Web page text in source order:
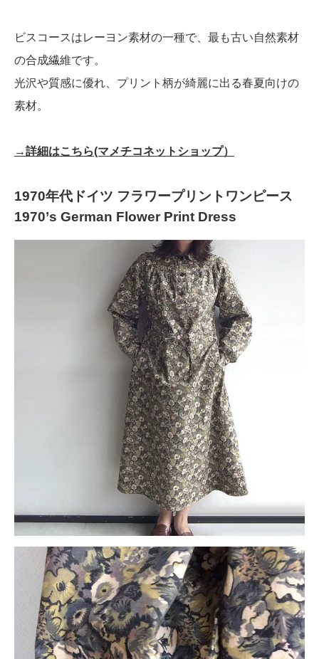
ビスコースはレーヨン素材の一種で、最も古い自然素材
の合成繊維です。
光沢や質感に優れ、プリント柄が綺麗に出る春夏向けの
素材。
→詳細はこちら(マメチコネットショップ）
1970年代ドイツ フラワープリントワンピース
1970’s German Flower Print Dress